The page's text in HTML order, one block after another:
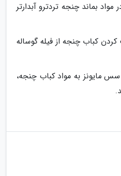
بماند چنجه تردترو آبدارتر
کباب چنجه از فیله گوساله
مایونز به مواد کباب چنجه،